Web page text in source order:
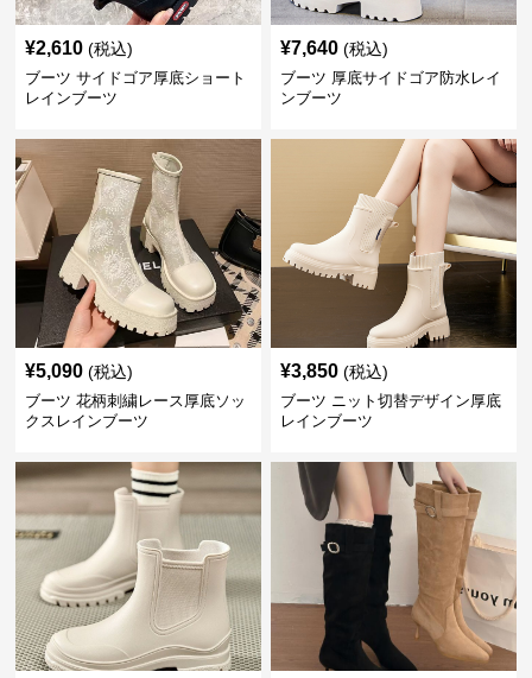
¥2,610 (税込)
ブーツ サイドゴア厚底ショート
レインブーツ
¥7,640 (税込)
ブーツ 厚底サイドゴア防水レイ
ンブーツ
¥5,090 (税込)
ブーツ 花柄刺繍レース厚底ソッ
クスレインブーツ
¥3,850 (税込)
ブーツ ニット切替デザイン厚底
レインブーツ